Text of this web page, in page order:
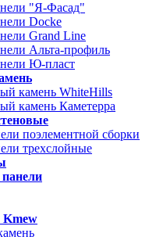
"Я-Фасад"
Docke
Grand Line
Альта-профиль
Ю-пласт
камень WhiteHills
камень Каметерра
поэлементной сборки
трехслойные
Kmew